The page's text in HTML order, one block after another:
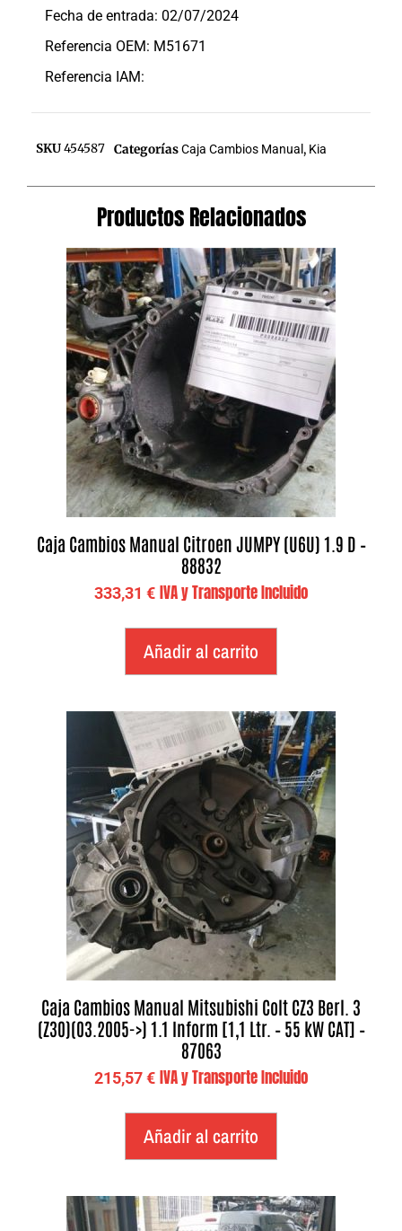
Fecha de entrada: 02/07/2024
Referencia OEM: M51671
Referencia IAM:
SKU454587 CategoríasCaja Cambios Manual , Kia
Productos Relacionados
Caja Cambios Manual Citroen JUMPY (U6U) 1.9 D –
88832
333,31 € IVA y Transporte Incluido
Añadir al carrito
Caja Cambios Manual Mitsubishi Colt CZ3 Berl. 3
(Z30)(03.2005->) 1.1 Inform [1,1 Ltr. – 55 kW CAT] –
87063
215,57€ IVA y Transporte Incluido
Añadir al carrito